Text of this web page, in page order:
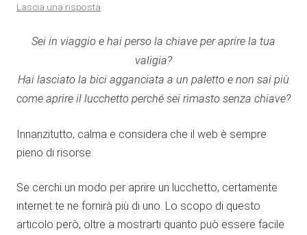
Lascia una risposta
Sei in viaggio e hai perso la chiave per aprire la tua
valigia?
Hai lasciato la bici agganciata a un paletto e non sai più
come aprire il lucchetto perché sei rimasto senza chiave?
Innanzitutto, calma e considera che il web è sempre
pieno di risorse.
Se cerchi un modo per aprire un lucchetto, certamente
internet te ne fornirà più di uno. Lo scopo di questo
articolo però, oltre a mostrarti quanto può essere facile